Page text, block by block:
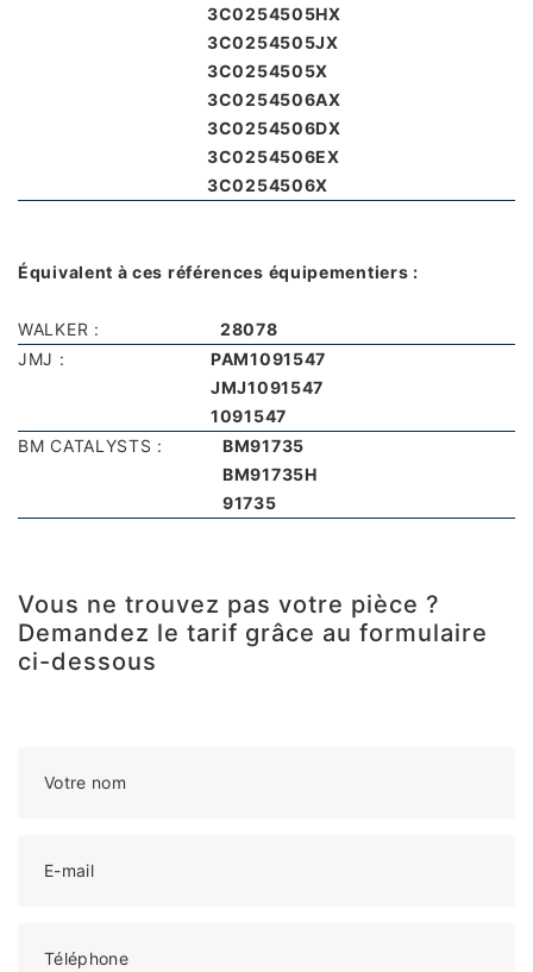
3C0254505HX
3C0254505JX
3C0254505X
3C0254506AX
3C0254506DX
3C0254506EX
3C0254506X
Équivalent à ces références équipementiers :
WALKER :
28078
JMJ :
PAM1091547
JMJ1091547
1091547
BM CATALYSTS :
BM91735
BM91735H
91735
Vous ne trouvez pas votre pièce ?
Demandez le tarif grâce au formulaire
ci-dessous
Votre nom
E-mail
Téléphone